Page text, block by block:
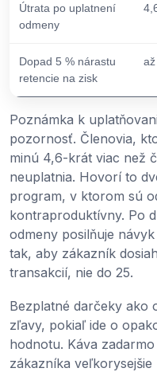
Útrata po uplatnení
odmeny
Dopad 5 % nárastu
retencie na zisk
Poznámka k
pozornosť. Členovia,
minú 4,6-krát viac než
neuplatnia. Hovorí to
program, v ktorom sú
kontraproduktívny. Po
odmeny posilňuje
tak, aby zákazník
transakcií, nie do 25.
Bezplatné darčeky ako
zľavy, pokiaľ ide o
hodnotu. Káva
zákazníka